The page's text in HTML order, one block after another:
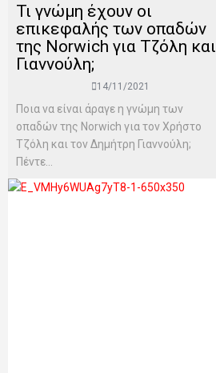
Τι γνώμη έχουν οι
επικεφαλής των οπαδών
της Norwich για Τζόλη και
Γιαννούλη;
14/11/2021
Ποια να είναι άραγε η γνώμη των
οπαδών της Norwich για τον Χρήστο
Τζόλη και τον Δημήτρη Γιαννούλη;
Πέντε...